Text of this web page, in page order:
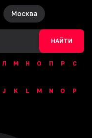
Москва
НАЙТИ
Л М Н О П Р
С
J K L M N O
P